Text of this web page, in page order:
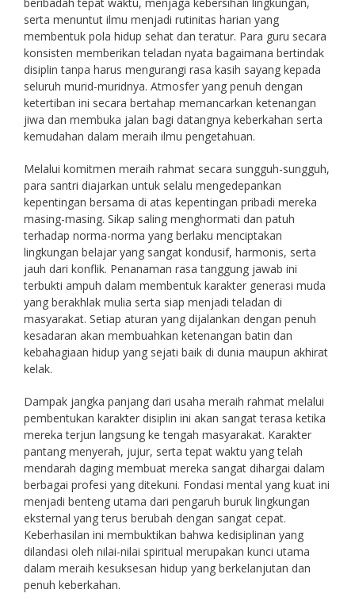
beribadah tepat waktu, menjaga kebersihan lingkungan,
serta menuntut ilmu menjadi rutinitas harian yang
membentuk pola hidup sehat dan teratur. Para guru secara
konsisten memberikan teladan nyata bagaimana bertindak
disiplin tanpa harus mengurangi rasa kasih sayang kepada
seluruh murid-muridnya. Atmosfer yang penuh dengan
ketertiban ini secara bertahap memancarkan ketenangan
jiwa dan membuka jalan bagi datangnya keberkahan serta
kemudahan dalam meraih ilmu pengetahuan.
Melalui komitmen meraih rahmat secara sungguh-sungguh,
para santri diajarkan untuk selalu mengedepankan
kepentingan bersama di atas kepentingan pribadi mereka
masing-masing. Sikap saling menghormati dan patuh
terhadap norma-norma yang berlaku menciptakan
lingkungan belajar yang sangat kondusif, harmonis, serta
jauh dari konflik. Penanaman rasa tanggung jawab ini
terbukti ampuh dalam membentuk karakter generasi muda
yang berakhlak mulia serta siap menjadi teladan di
masyarakat. Setiap aturan yang dijalankan dengan penuh
kesadaran akan membuahkan ketenangan batin dan
kebahagiaan hidup yang sejati baik di dunia maupun akhirat
kelak.
Dampak jangka panjang dari usaha meraih rahmat melalui
pembentukan karakter disiplin ini akan sangat terasa ketika
mereka terjun langsung ke tengah masyarakat. Karakter
pantang menyerah, jujur, serta tepat waktu yang telah
mendarah daging membuat mereka sangat dihargai dalam
berbagai profesi yang ditekuni. Fondasi mental yang kuat ini
menjadi benteng utama dari pengaruh buruk lingkungan
eksternal yang terus berubah dengan sangat cepat.
Keberhasilan ini membuktikan bahwa kedisiplinan yang
dilandasi oleh nilai-nilai spiritual merupakan kunci utama
dalam meraih kesuksesan hidup yang berkelanjutan dan
penuh keberkahan.